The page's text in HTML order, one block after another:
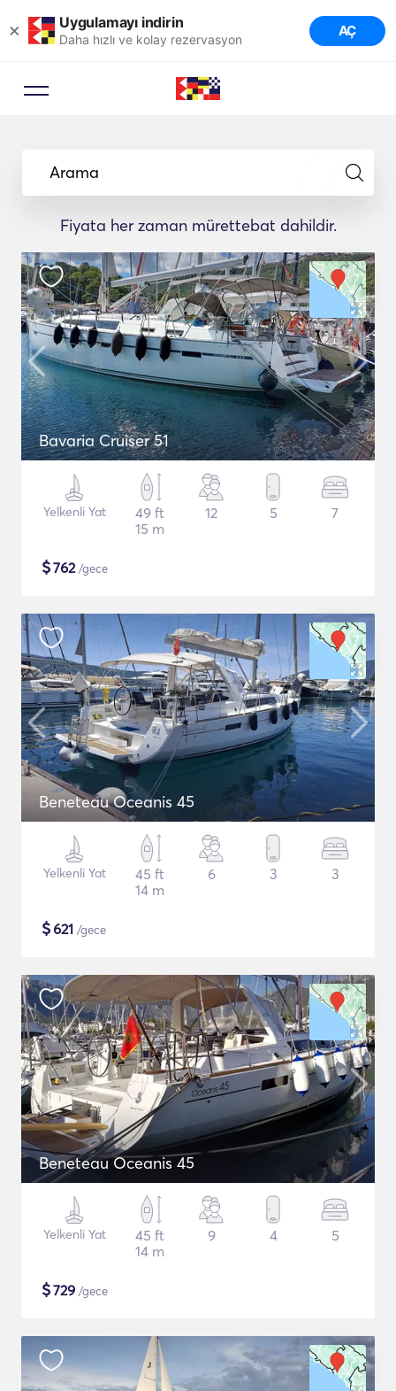
× Uygulamayı indirin
Daha hızlı ve kolay rezervasyon AÇ
Arama
Fiyata her zaman mürettebat dahildir.
Bavaria Cruiser 51
Yelkenli Yat
49 ft
15 m
12 5 7
$762/gece
Beneteau Oceanis 45
Yelkenli Yat
45 ft
14 m
6 3 3
$621 /gece
Beneteau Oceanis 45
Yelkenli Yat
45 ft
14 m
9 4 5
$729 /gece